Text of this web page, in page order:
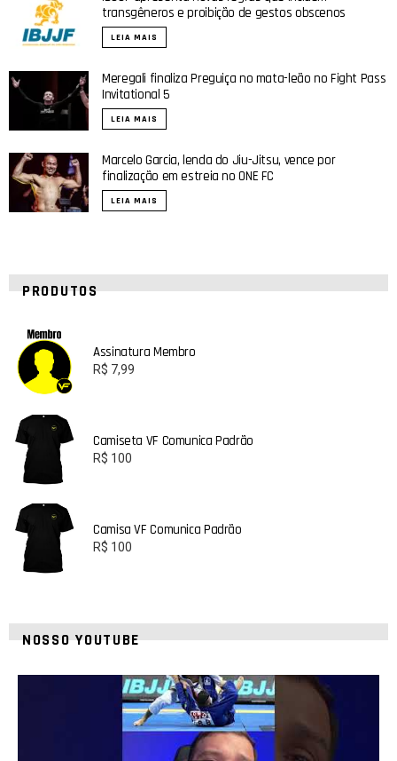
transgêneros e proibição de gestos obscenos
LEIA MAIS
Meregali finaliza Preguiça no mata-leão no Fight Pass
Invitational 5
LEIA MAIS
Marcelo Garcia, lenda do Jiu-Jitsu, vence por
finalização em estreia no ONE FC
LEIA MAIS
PRODUTOS
Assinatura Membro
R$ 7,99
Camiseta VF Comunica Padrão
R$ 100
Camisa VF Comunica Padrão
R$ 100
NOSSO YOUTUBE